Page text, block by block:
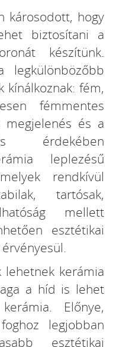
károsodott, hogy
biztosítani a
készítünk.
legkülönbözőbb
kínálkoznak: fém,
fémmentes
megjelenés és a
érdekében
leplezésű
rendkívül
tartósak,
mellett
esztétikai
lehetnek kerámia
a híd is lehet
Előnye,
legjobban
esztétikai